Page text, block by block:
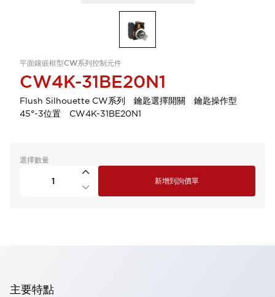
平面鑲嵌框型CW系列控制元件
CW4K-31BE20N1
Flush Silhouette CW系列 鑰匙選擇開關 鑰匙操作型
45°-3位置 CW4K-31BE20N1
選擇數量
新增到詢價單
主要特點